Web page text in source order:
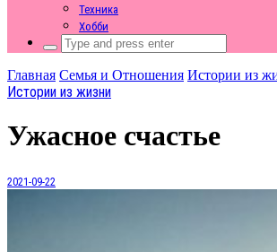
Техника
Хобби
Search
for:
Главная Семья и Отношения Истории из
Истории из жизни
Ужасное счастье
2021-09-22